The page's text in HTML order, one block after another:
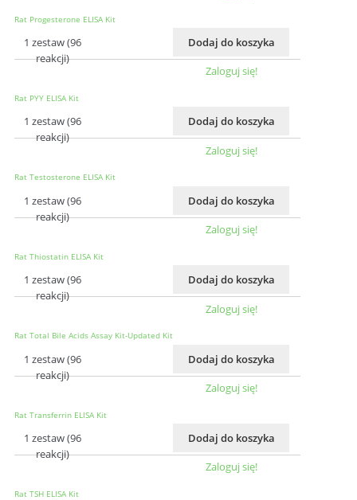
Rat Progesterone ELISA Kit
1 zestaw (96
reakcji)
Dodaj do koszyka
Rat PYY ELISA Kit
1 zestaw (96
reakcji)
Zaloguj się!
Dodaj do koszyka
Rat Testosterone ELISA Kit
1 zestaw (96
reakcji)
Zaloguj się!
Dodaj do koszyka
Rat Thiostatin ELISA Kit
1 zestaw (96
reakcji)
Zaloguj się!
Dodaj do koszyka
Rat Total Bile Acids Assay Kit-Updated Kit
1 zestaw (96
reakcji)
Zaloguj się!
Dodaj do koszyka
Rat Transferrin ELISA Kit
1 zestaw (96
reakcji)
Zaloguj się!
Dodaj do koszyka
Rat TSH ELISA Kit
Zaloguj się!